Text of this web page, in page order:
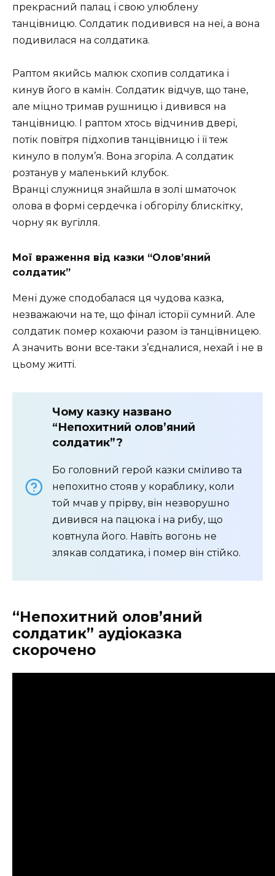
прекрасний палац і свою улюблену
танцівницю. Солдатик подивився на неї, а вона
подивилася на солдатика.
Раптом якийсь малюк схопив солдатика і
кинув його в камін. Солдатик відчув, що тане,
але міцно тримав рушницю і дивився на
танцівницю. І раптом хтось відчинив двері,
потік повітря підхопив танцівницю і її теж
кинуло в полум’я. Вона згоріла. А солдатик
розтанув у маленький клубок.
Вранці служниця знайшла в золі шматочок
олова в формі сердечка і обгорілу блискітку,
чорну як вугілля.
Мої враження від казки “Олов’яний
солдатик”
Мені дуже сподобалася ця чудова казка,
незважаючи на те, що фінал історії сумний. Але
солдатик помер кохаючи разом із танцівницею.
А значить вони все-таки з’єдналися, нехай і не в
цьому житті.
Чому казку названо
“Непохитний олов’яний
солдатик”?
Бо головний герой казки сміливо та
непохитно стояв у кораблику, коли
той мчав у прірву, він незворушно
дивився на пацюка і на рибу, що
ковтнула його. Навіть вогонь не
злякав солдатика, і помер він стійко.
“Непохитний олов’яний
солдатик” аудіоказка
скорочено